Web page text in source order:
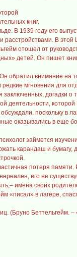
книг.
В 1939 году его
В
отошел от
детей. Он пишет
обратил внимание на
мгновения для
догадки о
поскольку в
оказывались в еще
займется
карандаш и бумагу,
потеря
его не
имена своих
«писал» в лагере,
(Бруно